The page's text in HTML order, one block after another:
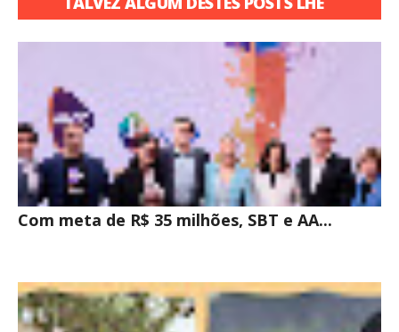
Com meta de R$ 35 milhões, SBT e AA...